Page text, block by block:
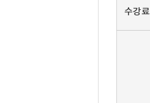
수강료